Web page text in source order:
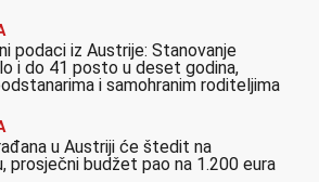
podaci iz Austrije: Stanovanje
i do 41 posto u deset godina,
i samohranim roditeljima
u Austriji će štedit na
prosječni budžet pao na 1.200 eura